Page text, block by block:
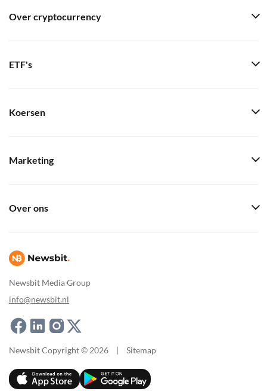
Newsbit Media Group
info@newsbit.nl
Over cryptocurrency
ETF's
Koersen
Marketing
Over ons
Newsbit Copyright © 2026 | Sitemap